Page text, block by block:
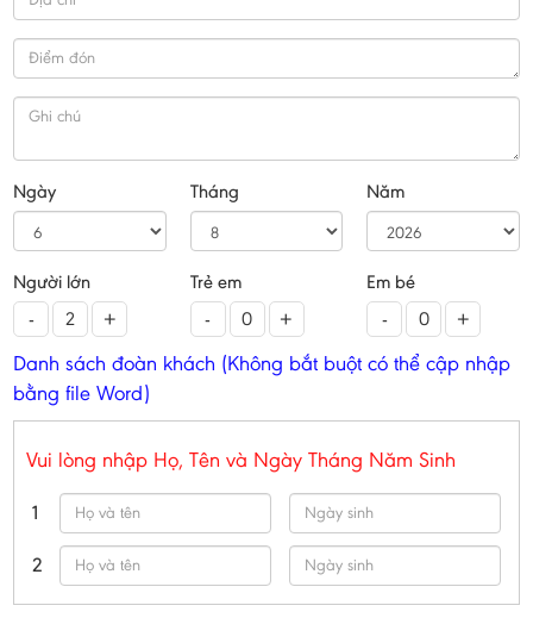
Ngày Tháng Năm
Người lớn
+
-
Trẻ em
+
-
Em bé
+
-
Danh sách đoàn khách (Không bắt buột có thể cập nhập
bằng file Word)
Vui lòng nhập Họ, Tên và Ngày Tháng Năm Sinh
1
2